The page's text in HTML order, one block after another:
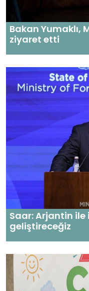
Bakan Yumaklı,
ziyaret etti
Saar: Arjantin
geliştireceğiz